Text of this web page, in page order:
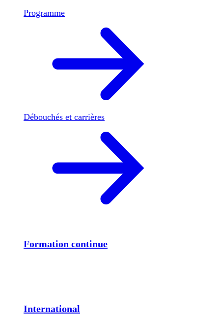
Programme
Débouchés et carrières
Formation continue
International